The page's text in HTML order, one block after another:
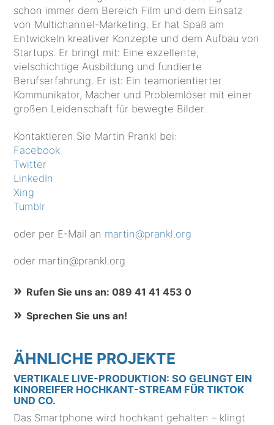
schon immer dem Bereich Film und dem Einsatz
von Multichannel-Marketing. Er hat Spaß am
Entwickeln kreativer Konzepte und dem Aufbau von
Startups. Er bringt mit: Eine exzellente,
vielschichtige Ausbildung und fundierte
Berufserfahrung. Er ist: Ein teamorientierter
Kommunikator, Macher und Problemlöser mit einer
großen Leidenschaft für bewegte Bilder.
Kontaktieren Sie Martin Prankl bei:
Facebook
Twitter
LinkedIn
Xing
Tumblr
oder per E-Mail an martin@prankl.org
oder martin@prankl.org
Rufen Sie uns an: 089 41 41 453 0
Sprechen Sie uns an!
ÄHNLICHE PROJEKTE
VERTIKALE LIVE-PRODUKTION: SO GELINGT EIN
KINOREIFER HOCHKANT-STREAM FÜR TIKTOK
UND CO.
Das Smartphone wird hochkant gehalten – klingt